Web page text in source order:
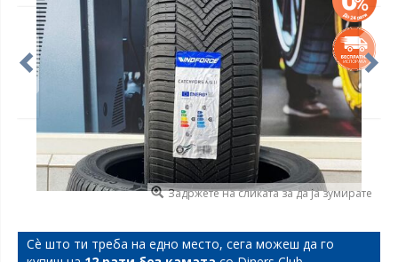
Задржете на сликата за да ја зумирате
Сѐ што ти треба на едно место, сега можеш да го